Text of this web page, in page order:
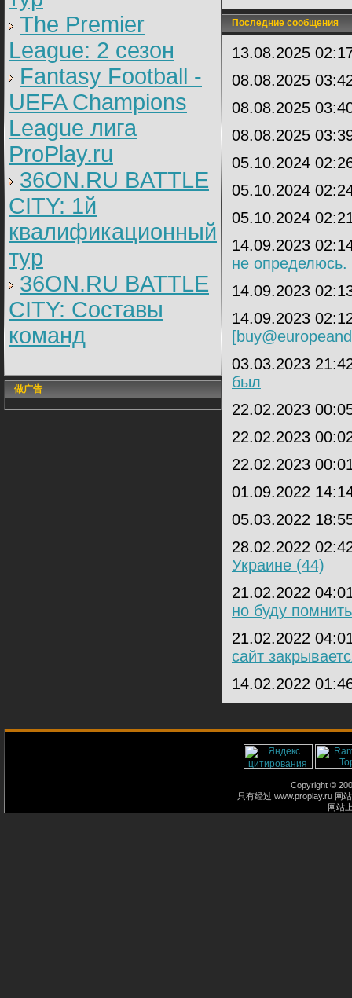
The Premier
League: 2 cезон
Fantasy Football -
UEFA Champions
League лига
ProPlay.ru
36ON.RU BATTLE
CITY: 1й
квалификационный
тур
36ON.RU BATTLE
CITY: Составы
команд
做广告
Последние сообщения
13.08.2025
08.08.2025
08.08.2025
08.08.2025
05.10.2024
05.10.2024
05.10.2024
14.09.2023
не определюсь.
14.09.2023
14.09.2023
03.03.2023
был
22.02.2023
22.02.2023
22.02.2023
01.09.2022
05.03.2022
28.02.2022
Украине (44)
21.02.2022
но буду
21.02.2022
сайт
14.02.2022
Copyright ©
只有经过 www.proplay.ru 网
网站